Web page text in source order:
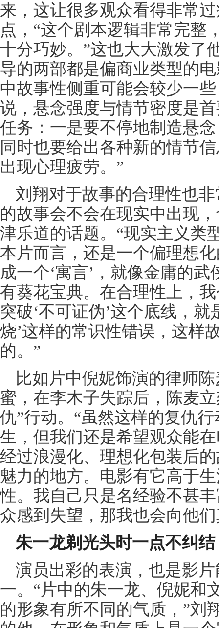
来，这让很多观众看得非常
点，“这个剧本逻辑非常完整
十分巧妙。”这也大大激发了
导的两部都是偏商业类型的
中故事性侧重可能会较少一
说，悬念强度与情节密度是
任务：一是要不停地制造悬
同时也要给出各种新的情节
出现心理疲劳。”
刘翔对于故事的合理性也
的故事会不会在现实中出现
津乐道的话题。“现实主义类
本片而言，还是一个偏理想
成一个‘寓言’，就像金庸的
有葵花宝典。在合理性上，
突破‘不可证伪’这个底线，
烧’这样的常识性错误，这样
的。”
比如片中倪妮饰演的律师
蜜，在李木子失踪后，陈麦
仇”行动。“虽然这样的复仇
生，但我们还是希望观众能
经过浪漫化、理想化包装后
魅力的地方。电影有它高于
性。我自己只是名经验不甚
众感到失望，那我也会向他
朱一龙剃光头时一点不纠结
演员出彩的表演，也是影
一。“片中的朱一龙、倪妮和
的形象有所不同的气质，”刘